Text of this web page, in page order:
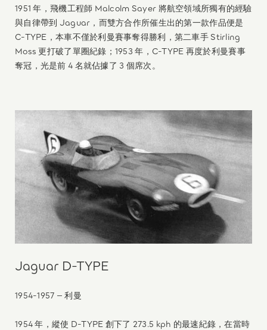
1951 年，飛機工程師 Malcolm Sayer 將航空領域所獨有的經驗
與自律帶到 Jaguar，而雙方合作所催生出的第一款作品便是
C-TYPE，本車不僅於利曼賽事奪得勝利，第二車手 Stirling
Moss 更打破了單圈紀錄；1953 年，C-TYPE 再度於利曼賽事
奪冠，光是前 4 名就佔據了 3 個席次。
Jaguar D-TYPE
1954-1957 – 利曼
1954 年，縱使 D-TYPE 創下了 273.5 kph 的最速紀錄，在當時